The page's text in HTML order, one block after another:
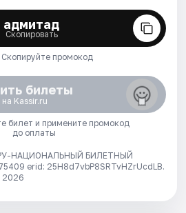
адмитад
Скопировать
Скопируйте промокод
билеты
на Kassir.ru
билет и примените промокод
до оплаты
НАЦИОНАЛЬНЫЙ БИЛЕТНЫЙ
erid: 25H8d7vbP8SRTvHZrUcdLB.
2026